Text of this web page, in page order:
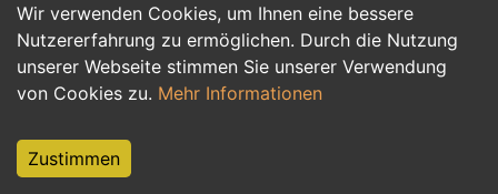
Wir verwenden Cookies, um Ihnen eine bessere
Nutzererfahrung zu ermöglichen. Durch die Nutzung
unserer Webseite stimmen Sie unserer Verwendung
von Cookies zu. Mehr Informationen
Zustimmen
Personalwesen Assistenz, Sekretariat
Hilfskräfte, Aushilfs- und Nebenjobs
Weiterbildung, Studium, duale Ausbildung